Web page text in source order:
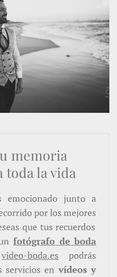
memoria
toda la vida
junto a
por los mejores
que tus recuerdos
fotógrafo de boda
video-boda.es podrás
servicios en vídeos y